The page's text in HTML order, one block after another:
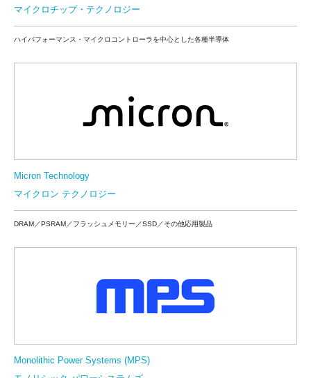
マイクロチップ・テクノロジー
ハイパフォーマンス・マイクロコントローラを中心とした各種半導体
Micron Technology
マイクロン テクノロジー
DRAM／PSRAM／フラッシュメモリー／SSD／その他応用製品
Monolithic Power Systems (MPS)